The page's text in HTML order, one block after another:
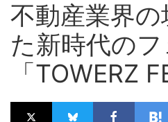
不動産業界の
た新時代のフ
「TOWERZ